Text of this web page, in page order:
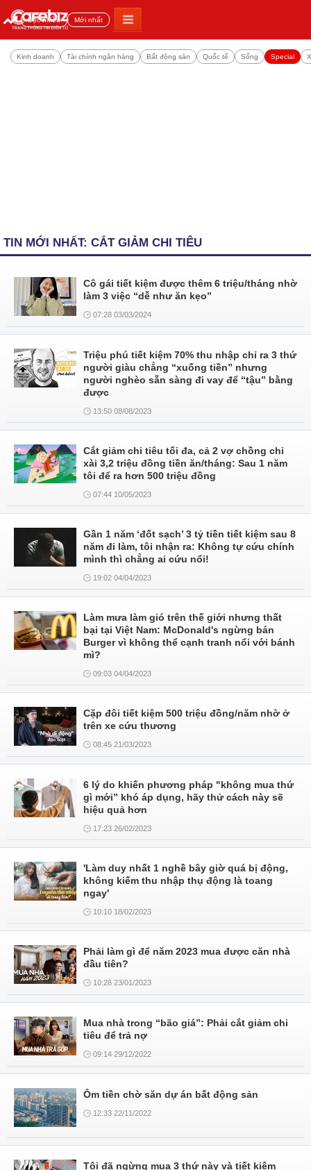
Đọc nhiều Mới nhất
Kinh doanh Tài chính ngân hàng Bất động sản Quốc tế Sống Special
TIN MỚI NHẤT: CẮT GIẢM CHI TIÊU
Cô gái tiết kiệm được thêm 6 triệu/tháng nhờ
làm 3 việc “dễ như ăn kẹo”
07:28 03/03/2024
Triệu phú tiết kiệm 70% thu nhập chỉ ra 3 thứ
người giàu chẳng “xuống tiền” nhưng
người nghèo sẵn sàng đi vay để “tậu” bằng
được
13:50 08/08/2023
Cắt giảm chi tiêu tối đa, cả 2 vợ chồng chỉ
xài 3,2 triệu đồng tiền ăn/tháng: Sau 1 năm
tôi để ra hơn 500 triệu đồng
07:44 10/05/2023
Gần 1 năm ‘đốt sạch’ 3 tỷ tiền tiết kiệm sau 8
năm đi làm, tôi nhận ra: Không tự cứu chính
mình thì chẳng ai cứu nổi!
19:02 04/04/2023
Làm mưa làm gió trên thế giới nhưng thất
bại tại Việt Nam: McDonald's ngừng bán
Burger vì không thể cạnh tranh nổi với bánh
mì?
09:03 04/04/2023
Cặp đôi tiết kiệm 500 triệu đồng/năm nhờ ở
trên xe cứu thương
08:45 21/03/2023
6 lý do khiến phương pháp "không mua thứ
gì mới” khó áp dụng, hãy thử cách này sẽ
hiệu quả hơn
17:23 26/02/2023
'Làm duy nhất 1 nghề bây giờ quá bị động,
không kiếm thu nhập thụ động là toang
ngay'
10:10 18/02/2023
Phải làm gì để năm 2023 mua được căn nhà
đầu tiên?
10:28 23/01/2023
Mua nhà trong “bão giá”: Phải cắt giảm chi
tiêu để trả nợ
09:14 29/12/2022
Ôm tiền chờ săn dự án bất động sản
12:33 22/11/2022
Tôi đã ngừng mua 3 thứ này và tiết kiệm